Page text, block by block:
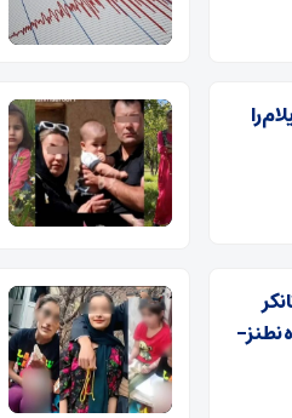
را
آزادراه نطنز–